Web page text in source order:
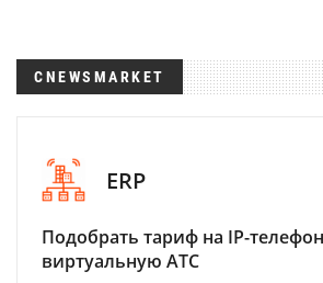
CNEWSMARKET
ERP
Подобрать тариф на IP-
виртуальную АТС